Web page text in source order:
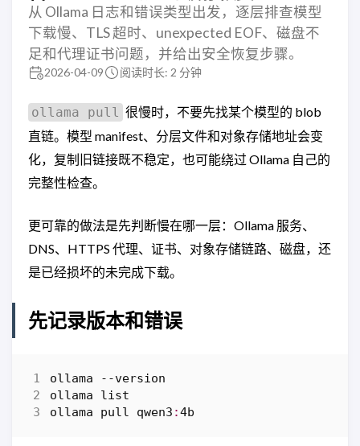
从 Ollama 日志和错误类型出发，逐层排查模型
下载慢、TLS 超时、unexpected EOF、磁盘不
足和代理证书问题，并给出安全恢复步骤。
2026-04-09 阅读时长: 2 分钟
ollama pull 很慢时，不要先找某个模型的 blob
直链。模型 manifest、分层文件和对象存储地址会变
化，复制旧链接既不稳定，也可能绕过 Ollama 自己的
完整性检查。
更可靠的做法是先判断慢在哪一层：Ollama 服务、
DNS、HTTPS 代理、证书、对象存储链路、磁盘，还
是已经损坏的未完成下载。
先记录版本和错误
ollama - -version
ollama
list
ollama
pull qwen3 :4b